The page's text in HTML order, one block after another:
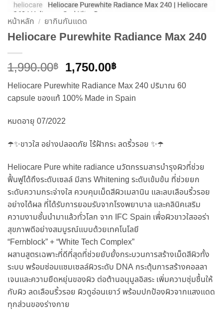
หน้าหลัก / ยากินกันแดด
Heliocare Purewhite Radiance Max 240
1,990.00฿ Original
price
was:
1,990.00฿.
1,750.00฿Current
price
is:
1,750.00฿.
Heliocare Purewhite Radiance Max 240 ปริมาณ 60
capsule ของแท้ 100% Made in Spain
หมดอายุ 07/2022
☂️✨ขาวใส อย่างปลอดภัย ไร้ฝ้ากระ ลดริ้วรอย ✨☂️
Heliocare Pure white radiance นวัตกรรมสารบำรุงผิวที่ช่วย
ฟื้นฟูได้ถึงระดับเซลล์ มีสาร Whitening ระดับเข้มข้น ที่ช่วยยก
ระดับความกระจ่างใส ควบคุมเม็ดสีผิวเมลานิน และลบเลือนริ้วรอย
อย่างได้ผล ที่ได้รับการยอมรับจากโรงพยาบาล และคลินิคเสริม
ความงามชั้นนำมาแล้วทั่วโลก จาก IFC Spain เพื่อผิวขาวใสออร่า
สุขภาพดีอย่างสมบูรณ์แบบด้วยเทคโนโลยี
“Fernblock” + “White Tech Complex”
ผสานสูตรเฉพาะที่ดีที่สุดที่ช่วยยับยั้งกระบวนการสร้างเม็ดสีผิวทั้ง
ระบบ พร้อมซ่อมแซมเซลล์ผิวระดับ DNA กระตุ้นการสร้างคอลลา
เจนและความยืดหยุ่นของผิว ต่อต้านอนุมูลอิสระ เพิ่มความชุ่มชื้นให้
กับผิว ลดเลือนริ้วรอย ผิวดูอ่อนเยาว์ พร้อมปกป้องผิวจากแสงแดด
ทุกส่วนของร่างกาย